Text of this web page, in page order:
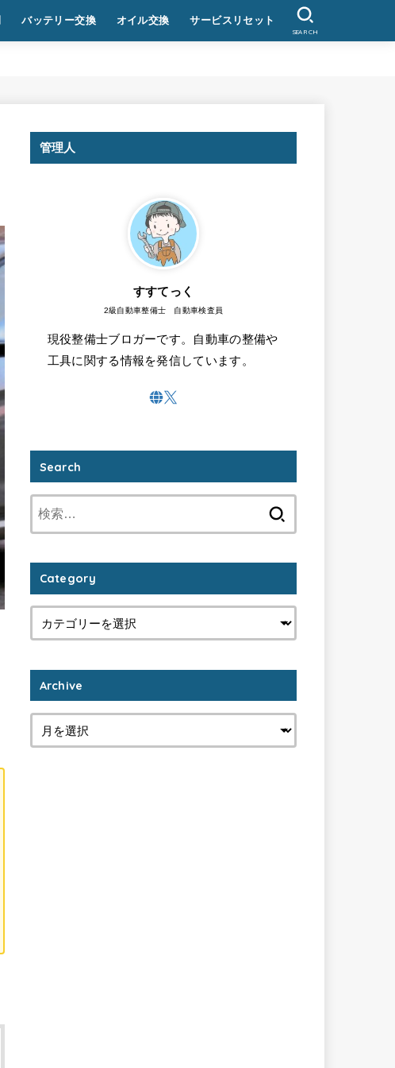
バッテリー交換 オイル交換 サービスリセット
SEARCH
管理人
すすてっく
2級自動車整備士 自動車検査員
現役整備士ブロガーです。自動車の整備や
工具に関する情報を発信しています。
Search
Category
Archive